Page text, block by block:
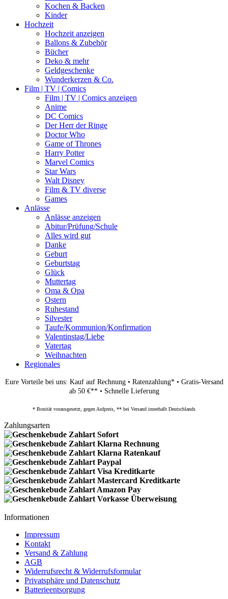
Kochen & Backen
Kinder
Hochzeit
Hochzeit anzeigen
Ballons & Zubehör
Bücher
Deko & mehr
Geldgeschenke
Wunderkerzen & Co.
Film | TV | Comics
Film | TV | Comics anzeigen
Anime
DC Comics
Der Herr der Ringe
Doctor Who
Game of Thrones
Harry Potter
Marvel Comics
Star Wars
Walt Disney
Film & TV diverse
Games
Anlässe
Anlässe anzeigen
Abitur/Prüfung/Schule
Alles wird gut
Danke
Geburt
Geburtstag
Glück
Muttertag
Oma & Opa
Ostern
Ruhestand
Silvester
Taufe/Kommunion/Konfirmation
Valentinstag/Liebe
Vatertag
Weihnachten
Regionales
Eure Vorteile bei uns: Kauf auf Rechnung • Ratenzahlung* • Gratis-Versand
ab 50 €** • Schnelle Lieferung
* Bonität vorausgesetzt, gegen Aufpreis, ** bei Versand innerhalb Deutschlands
Zahlungsarten
Informationen
Impressum
Kontakt
Versand & Zahlung
AGB
Widerrufsrecht & Widerrufsformular
Privatsphäre und Datenschutz
Batterieentsorgung